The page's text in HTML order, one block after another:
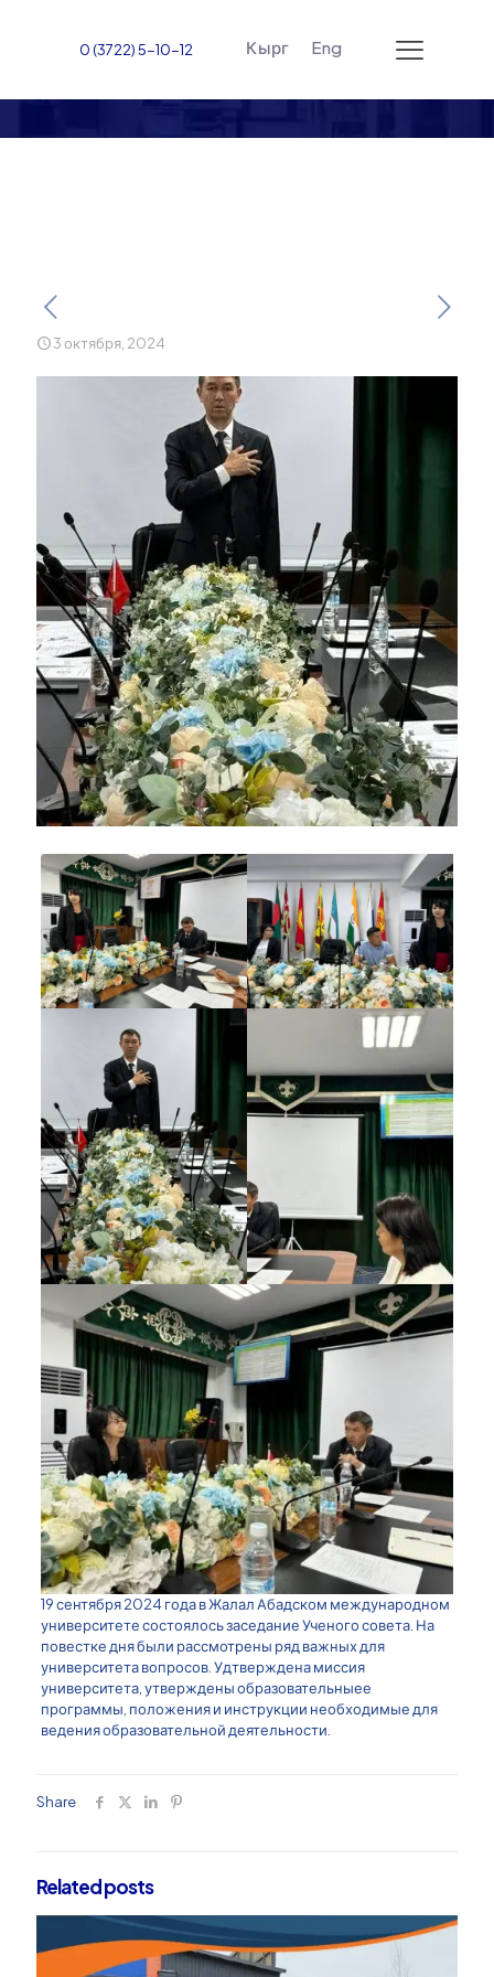
0 (3722) 5-10-12 Кырг Eng
Первое заседание
3 октября, 2024
19 сентября 2024 года в Жалал Абадском международном
университете состоялось заседание Ученого совета. На
повестке дня были рассмотрены ряд важных для
университета вопросов. Удтверждена миссия
университета, утверждены образовательныее
программы, положения и инструкции необходимые для
ведения образовательной деятельности.
Share
Related posts